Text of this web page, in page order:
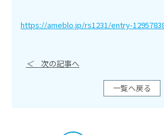
https://ameblo.jp/rs1231/entry-
＜次の記事へ
一覧へ戻る